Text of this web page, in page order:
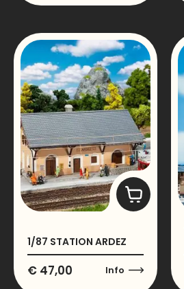
1/87 STATION ARDEZ
€ 47,00 Info